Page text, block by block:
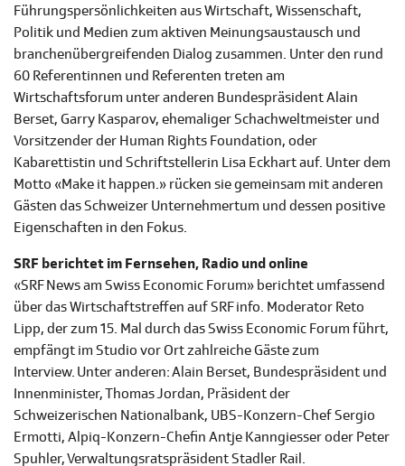
Führungspersönlichkeiten aus Wirtschaft, Wissenschaft,
Politik und Medien zum aktiven Meinungsaustausch und
branchenübergreifenden Dialog zusammen. Unter den rund
60 Referentinnen und Referenten treten am
Wirtschaftsforum unter anderen Bundespräsident Alain
Berset, Garry Kasparov, ehemaliger Schachweltmeister und
Vorsitzender der Human Rights Foundation, oder
Kabarettistin und Schriftstellerin Lisa Eckhart auf. Unter dem
Motto «Make it happen.» rücken sie gemeinsam mit anderen
Gästen das Schweizer Unternehmertum und dessen positive
Eigenschaften in den Fokus.
SRF berichtet im Fernsehen, Radio und online
«SRF News am Swiss Economic Forum» berichtet umfassend
über das Wirtschaftstreffen auf SRF info. Moderator Reto
Lipp, der zum 15. Mal durch das Swiss Economic Forum führt,
empfängt im Studio vor Ort zahlreiche Gäste zum
Interview. Unter anderen: Alain Berset, Bundespräsident und
Innenminister, Thomas Jordan, Präsident der
Schweizerischen Nationalbank, UBS-Konzern-Chef Sergio
Ermotti, Alpiq-Konzern-Chefin Antje Kanngiesser oder Peter
Spuhler, Verwaltungsratspräsident Stadler Rail.